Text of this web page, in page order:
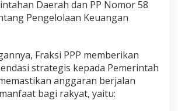
g
a
2
0
2
6
Daerah dan PP Nomor 58
Pengelolaan Keuangan
Fraksi PPP memberikan
strategis kepada Pemerintah
anggaran berjalan
bagi rakyat, yaitu: